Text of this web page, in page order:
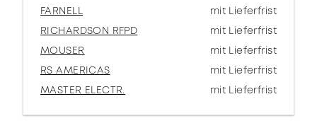
FARNELL
mit Lieferfrist
RICHARDSON RFPD
mit Lieferfrist
MOUSER
mit Lieferfrist
RS AMERICAS
mit Lieferfrist
MASTER ELECTR.
mit Lieferfrist